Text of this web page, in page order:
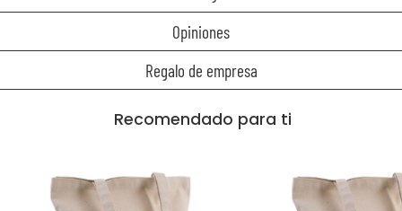
Opiniones
Regalo de empresa
Recomendado para ti